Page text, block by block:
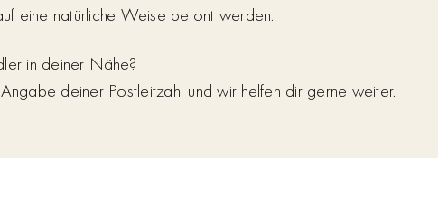
eine natürliche Weise betont werden.
in deiner Nähe?
deiner Postleitzahl und wir helfen dir gerne weiter.